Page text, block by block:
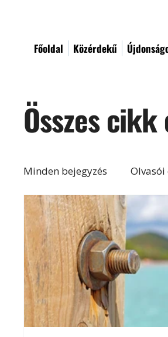
Főoldal Közérdekű
Összes
Minden bejegyzés Olvasói
Építés, felújítás
Egyéb Elektronika